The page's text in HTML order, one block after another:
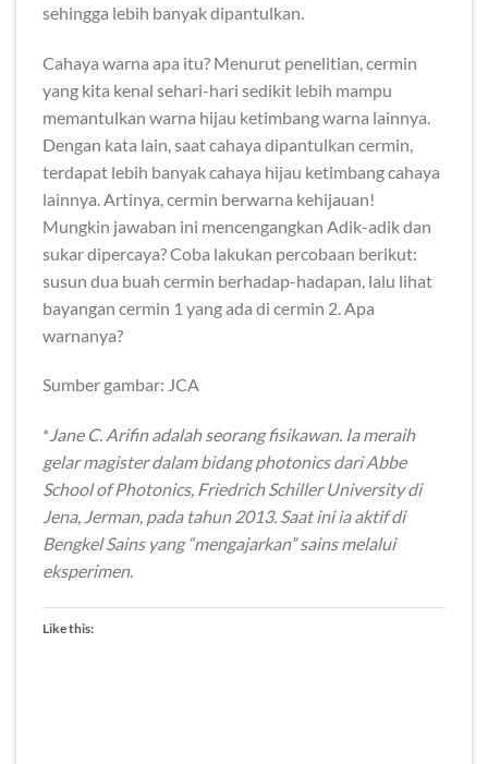
sehingga lebih banyak dipantulkan.
Cahaya warna apa itu? Menurut penelitian, cermin
yang kita kenal sehari-hari sedikit lebih mampu
memantulkan warna hijau ketimbang warna lainnya.
Dengan kata lain, saat cahaya dipantulkan cermin,
terdapat lebih banyak cahaya hijau ketimbang cahaya
lainnya. Artinya, cermin berwarna kehijauan!
Mungkin jawaban ini mencengangkan Adik-adik dan
sukar dipercaya? Coba lakukan percobaan berikut:
susun dua buah cermin berhadap-hadapan, lalu lihat
bayangan cermin 1 yang ada di cermin 2. Apa
warnanya?
Sumber gambar: JCA
*Jane C. Arifin adalah seorang fisikawan. Ia meraih
gelar magister dalam bidang photonics dari Abbe
School of Photonics, Friedrich Schiller University di
Jena, Jerman, pada tahun 2013. Saat ini ia aktif di
Bengkel Sains yang “mengajarkan” sains melalui
eksperimen.
Like this: